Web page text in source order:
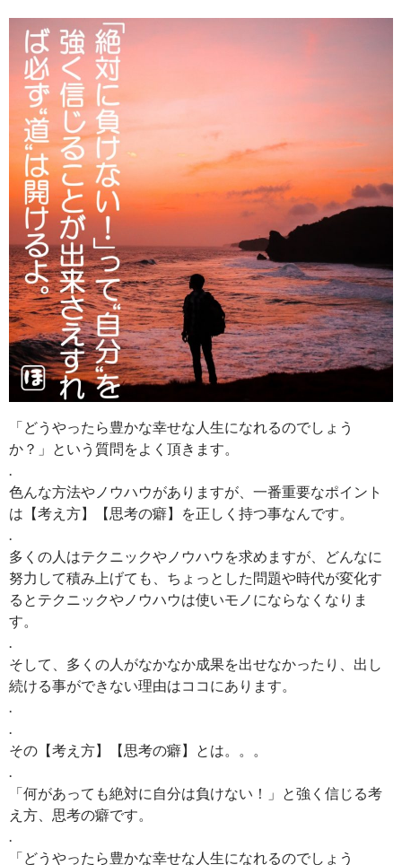
「どうやったら豊かな幸せな人生になれるのでしょう
か？」という質問をよく頂きます。
色んな方法やノウハウがありますが、一番重要なポイント
は【考え方】【思考の癖】を正しく持つ事なんです。
多くの人はテクニックやノウハウを求めますが、どんなに
努力して積み上げても、ちょっとした問題や時代が変化す
るとテクニックやノウハウは使いモノにならなくなりま
す。
そして、多くの人がなかなか成果を出せなかったり、出し
続ける事ができない理由はココにあります。
その【考え方】【思考の癖】とは。。。
「何があっても絶対に自分は負けない！」と強く信じる考
え方、思考の癖です。
「どうやったら豊かな幸せな人生になれるのでしょう